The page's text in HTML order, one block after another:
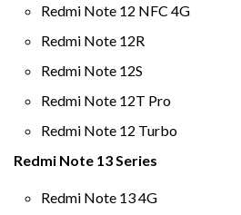
Redmi Note 12 NFC 4G
Redmi Note 12R
Redmi Note 12S
Redmi Note 12T Pro
Redmi Note 12 Turbo
Redmi Note 13 Series
Redmi Note 13 4G